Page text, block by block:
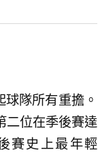
隊所有重擔。
二位在季後賽達
賽史上最年輕